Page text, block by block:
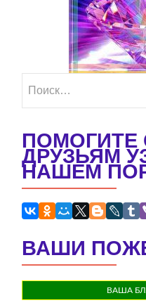
ПОМОГИТЕ
ДРУЗЬЯМ
НАШЕМ
ВАШИ
ВАША